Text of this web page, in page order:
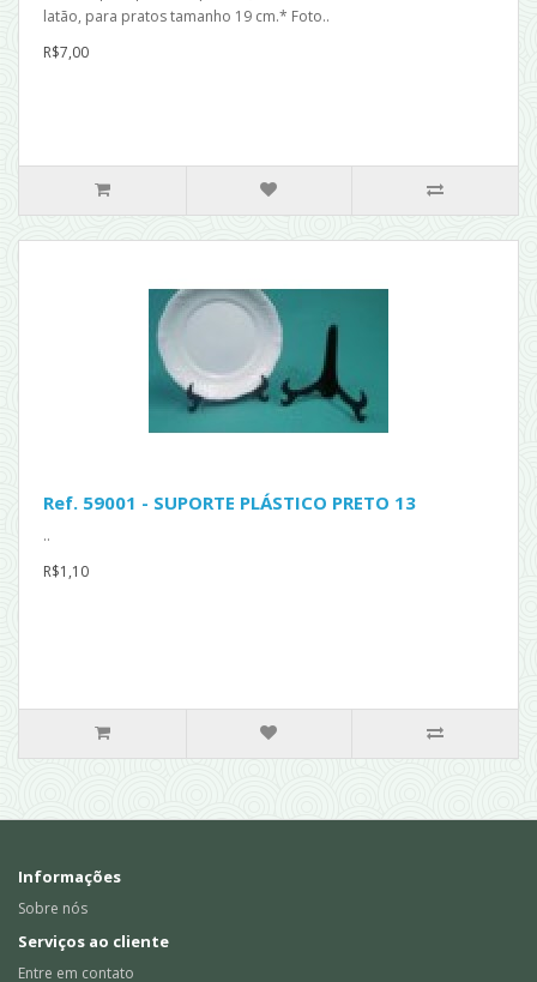
latão, para pratos tamanho 19 cm.* Foto..
R$7,00
Ref. 59001 - SUPORTE PLÁSTICO PRETO 13
..
R$1,10
Informações
Sobre nós
Serviços ao cliente
Entre em contato